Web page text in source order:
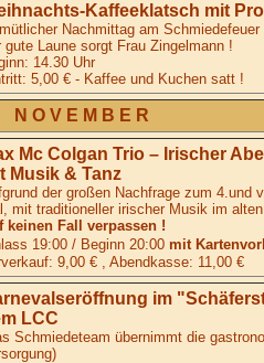
Kaffeeklatsch mit
Nachmittag am Schmiedefeuer
gute Laune sorgt Frau Zingelmann !
14.30 Uhr
5,00 € - Kaffee und Kuchen satt !
N O V E M B E R
Mc Colgan Trio – Irischer
Musik & Tanz
der großen Nachfrage zum 4.und
mit traditioneller irischer Musik im
keinen Fall verpassen !
19:00 / Beginn 20:00 mit
9,00 € , Abendkasse: 11,00 €
im
LCC
Schmiedeteam übernimmt die